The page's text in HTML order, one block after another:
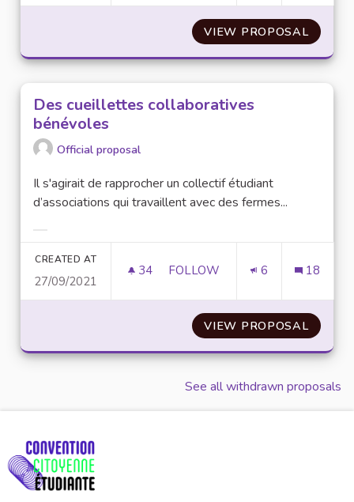
VIEW PROPOSAL
Des cueillettes collaboratives
bénévoles
Official proposal
Il s'agirait de rapprocher un collectif étudiant
d’associations qui travaillent avec des fermes...
CREATED AT
27/09/2021
34 34 FOLLOWERS
FOLLOW 6 18
VIEW PROPOSALDES
See all withdrawn proposals